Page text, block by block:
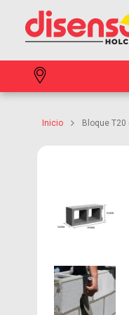
Inicio Bloque
of the
images
gallery